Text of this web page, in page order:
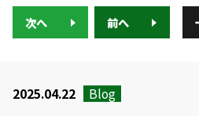
次へ 前へ
2025.04.22 Blog